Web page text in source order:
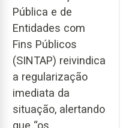
Pública e de
Entidades com
Fins Públicos
(SINTAP) reivindica
a regularização
imediata da
situação, alertando
que “os